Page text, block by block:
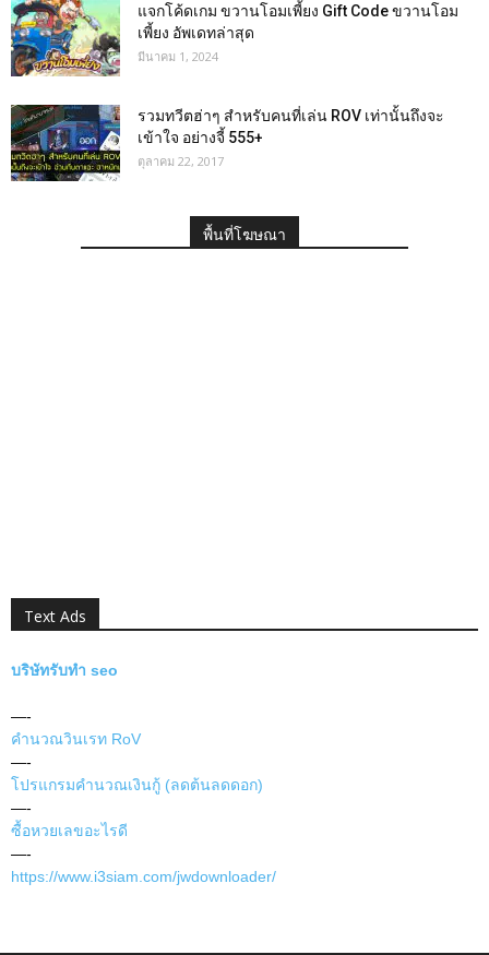
แจกโค้ดเกม ขวานโอมเพี้ยง Gift Code ขวานโอม
เพี้ยง อัพเดทล่าสุด
มีนาคม 1, 2024
รวมทวีตฮ่าๆ สำหรับคนที่เล่น ROV เท่านั้นถึงจะ
เข้าใจ อย่างจี้ 555+
ตุลาคม 22, 2017
พื้นที่โฆษณา
Text Ads
บริษัทรับทำ seo
—-
คำนวณวินเรท RoV
—-
โปรแกรมคำนวณเงินกู้ (ลดต้นลดดอก)
—-
ซื้อหวยเลขอะไรดี
—-
https://www.i3siam.com/jwdownloader/